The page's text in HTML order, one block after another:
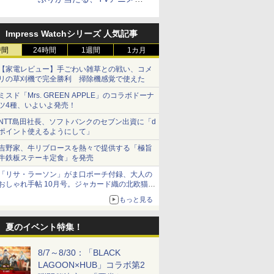
Impress Watchシリーズ 人気記事
24時間 1週間 1カ月
家電レビュー】手ごわい雑草との戦い、コメ
の草刈機で完全勝利 掃除機感覚で使えた
スド「Mrs. GREEN APPLE」のコラボドーナ
4種、いよいよ発売！
島田社長、ソフトバンクのセブン出資に「d
イント使えるようにして」
野家、牛リブロースを熱々で提供する「極旨
鉄板ステーキ定食」を発売
リサ・ラーソン」がま口ポーチ付録、大人の
しゃれ手帖 10月号。ジャカード織の北欧猫デ
もっと見る
夏のイベント特集！
8/7～8/30：「BLACK
LAGOON×HUB」コラボ第2